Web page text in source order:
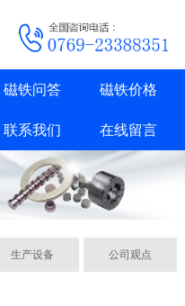
磁铁问答 磁铁价格
联系我们 在线留言
生产设备 公司观点